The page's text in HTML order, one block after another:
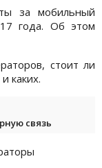
за мобильный
года. Об этом
стоит ли
каких.
связь